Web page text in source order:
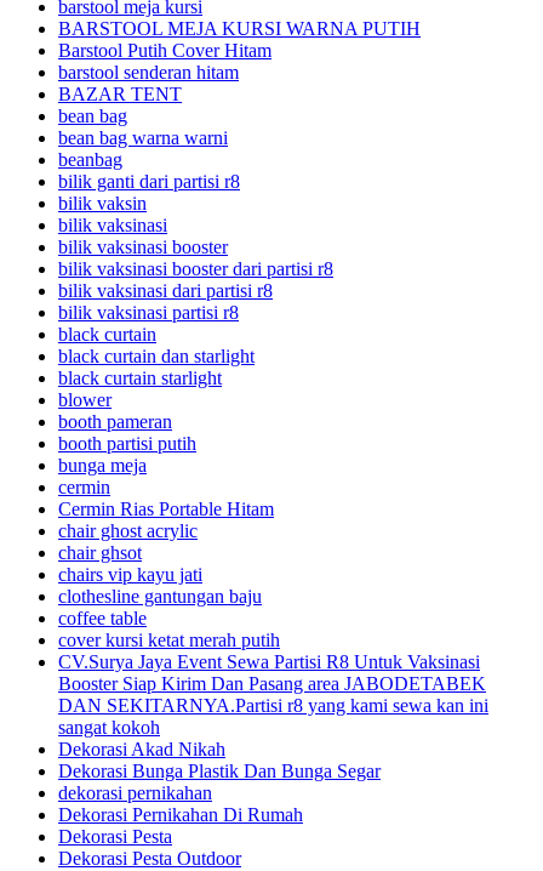
barstool meja kursi
BARSTOOL MEJA KURSI WARNA PUTIH
Barstool Putih Cover Hitam
barstool senderan hitam
BAZAR TENT
bean bag
bean bag warna warni
beanbag
bilik ganti dari partisi r8
bilik vaksin
bilik vaksinasi
bilik vaksinasi booster
bilik vaksinasi booster dari partisi r8
bilik vaksinasi dari partisi r8
bilik vaksinasi partisi r8
black curtain
black curtain dan starlight
black curtain starlight
blower
booth pameran
booth partisi putih
bunga meja
cermin
Cermin Rias Portable Hitam
chair ghost acrylic
chair ghsot
chairs vip kayu jati
clothesline gantungan baju
coffee table
cover kursi ketat merah putih
CV.Surya Jaya Event Sewa Partisi R8 Untuk Vaksinasi
Booster Siap Kirim Dan Pasang area JABODETABEK
DAN SEKITARNYA.Partisi r8 yang kami sewa kan ini
sangat kokoh
Dekorasi Akad Nikah
Dekorasi Bunga Plastik Dan Bunga Segar
dekorasi pernikahan
Dekorasi Pernikahan Di Rumah
Dekorasi Pesta
Dekorasi Pesta Outdoor